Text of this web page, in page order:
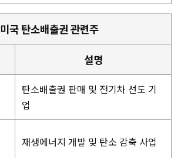
미국 탄소배출권 관련주
설명
탄소배출권 판매 및 전기차 선도 기
업
재생에너지 개발 및 탄소 감축 사업